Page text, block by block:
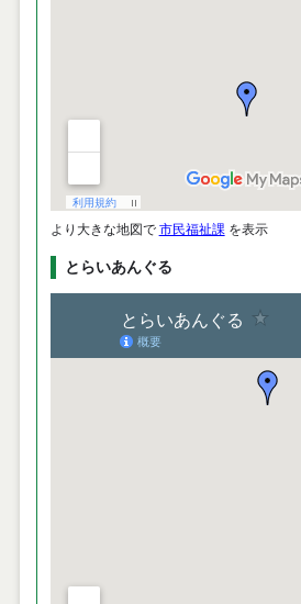
より大きな地図で 市民福祉課を表示
とらいあんぐる